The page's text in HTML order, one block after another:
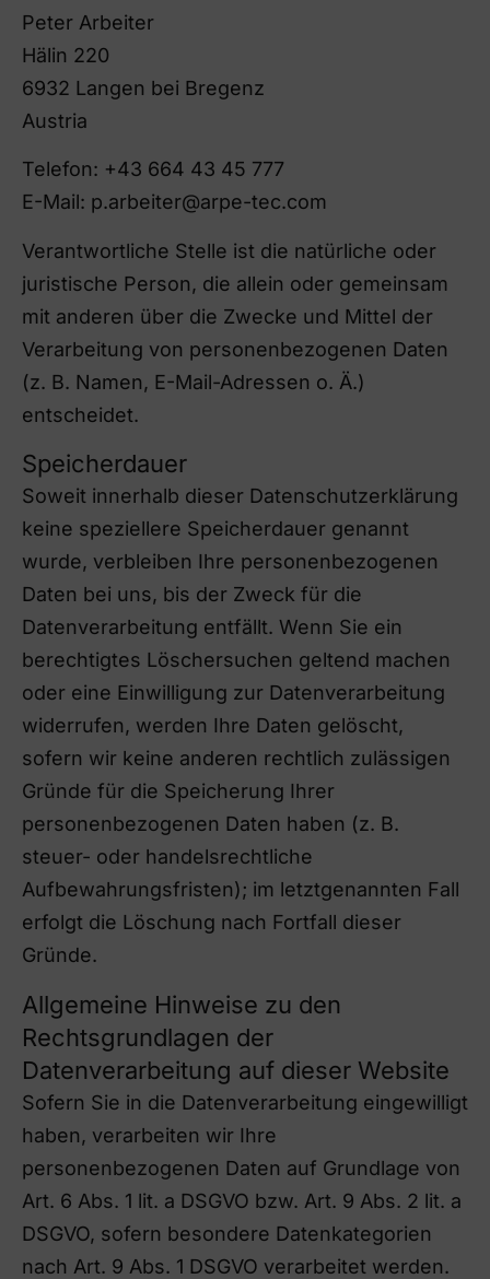
Peter Arbeiter
Hälin 220
6932 Langen bei Bregenz
Austria
Telefon: +43 664 43 45 777
E-Mail: p.arbeiter@arpe-tec.com
Verantwortliche Stelle ist die natürliche oder
juristische Person, die allein oder gemeinsam
mit anderen über die Zwecke und Mittel der
Verarbeitung von personenbezogenen Daten
(z. B. Namen, E-Mail-Adressen o. Ä.)
entscheidet.
Speicherdauer
Soweit innerhalb dieser Datenschutzerklärung
keine speziellere Speicherdauer genannt
wurde, verbleiben Ihre personenbezogenen
Daten bei uns, bis der Zweck für die
Datenverarbeitung entfällt. Wenn Sie ein
berechtigtes Löschersuchen geltend machen
oder eine Einwilligung zur Datenverarbeitung
widerrufen, werden Ihre Daten gelöscht,
sofern wir keine anderen rechtlich zulässigen
Gründe für die Speicherung Ihrer
personenbezogenen Daten haben (z. B.
steuer- oder handelsrechtliche
Aufbewahrungsfristen); im letztgenannten Fall
erfolgt die Löschung nach Fortfall dieser
Gründe.
Allgemeine Hinweise zu den
Rechtsgrundlagen der
Datenverarbeitung auf dieser Website
Sofern Sie in die Datenverarbeitung eingewilligt
haben, verarbeiten wir Ihre
personenbezogenen Daten auf Grundlage von
Art. 6 Abs. 1 lit. a DSGVO bzw. Art. 9 Abs. 2 lit. a
DSGVO, sofern besondere Datenkategorien
nach Art. 9 Abs. 1 DSGVO verarbeitet werden.